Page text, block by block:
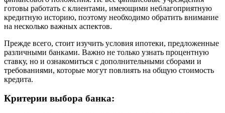
готовы работать с клиентами, имеющими неблагоприятную
кредитную историю, поэтому необходимо обратить внимание
на несколько важных аспектов.
Прежде всего, стоит изучить условия ипотеки, предложенные
различными банками. Важно не только узнать процентную
ставку, но и ознакомиться с дополнительными сборами и
требованиями, которые могут повлиять на общую стоимость
кредита.
Критерии выбора банка: